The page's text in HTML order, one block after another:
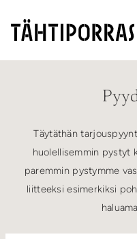
Täytäthän
huolellisemmin pystyt
paremmin pystymme
liitteeksi esimerkiksi